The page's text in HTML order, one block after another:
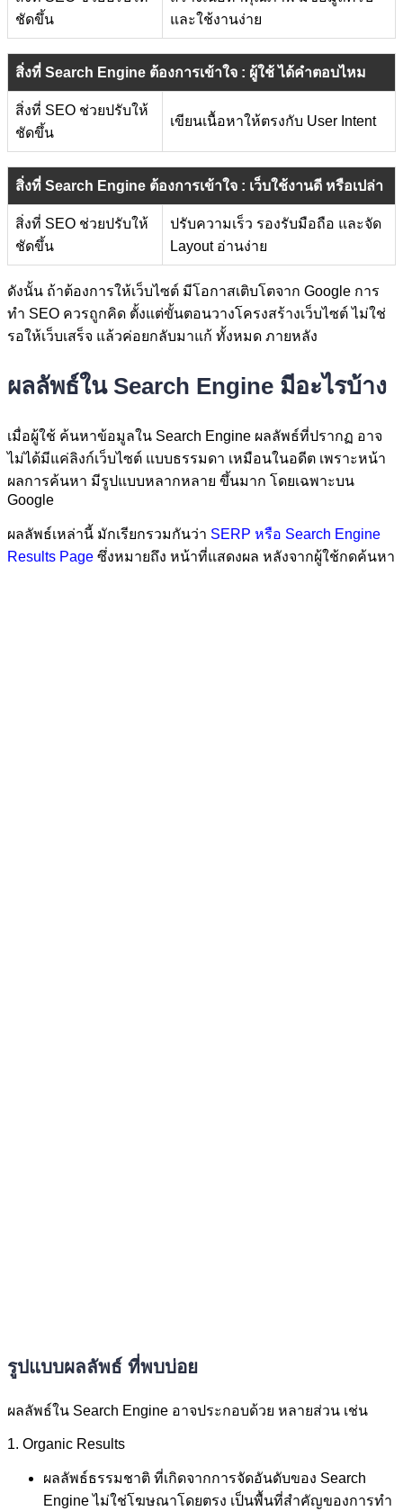
ชัดขึ้น
และใช้งานง่าย
สิ่งที่ Search Engine ต้องการเข้าใจ : ผู้ใช้ ได้คำตอบไหม
สิ่งที่ SEO ช่วยปรับให้
ชัดขึ้น
เขียนเนื้อหาให้ตรงกับ User Intent
สิ่งที่ Search Engine ต้องการเข้าใจ : เว็บใช้งานดี หรือเปล่า
สิ่งที่ SEO ช่วยปรับให้
ชัดขึ้น
ปรับความเร็ว รองรับมือถือ และจัด
Layout อ่านง่าย
ดังนั้น ถ้าต้องการให้เว็บไซต์ มีโอกาสเติบโตจาก Google การ
ทำ SEO ควรถูกคิด ตั้งแต่ขั้นตอนวางโครงสร้างเว็บไซต์ ไม่ใช่
รอให้เว็บเสร็จ แล้วค่อยกลับมาแก้ ทั้งหมด ภายหลัง
ผลลัพธ์ใน Search Engine มีอะไรบ้าง
เมื่อผู้ใช้ ค้นหาข้อมูลใน Search Engine ผลลัพธ์ที่ปรากฏ อาจ
ไม่ได้มีแค่ลิงก์เว็บไซต์ แบบธรรมดา เหมือนในอดีต เพราะหน้า
ผลการค้นหา มีรูปแบบหลากหลาย ขึ้นมาก โดยเฉพาะบน
Google
ผลลัพธ์เหล่านี้ มักเรียกรวมกันว่า SERP หรือ Search Engine
Results Page ซึ่งหมายถึง หน้าที่แสดงผล หลังจากผู้ใช้กดค้นหา
รูปแบบผลลัพธ์ ที่พบบ่อย
ผลลัพธ์ใน Search Engine อาจประกอบด้วย หลายส่วน เช่น
1. Organic Results
ผลลัพธ์ธรรมชาติ ที่เกิดจากการจัดอันดับของ Search
Engine ไม่ใช่โฆษณาโดยตรง เป็นพื้นที่สำคัญของการทำ